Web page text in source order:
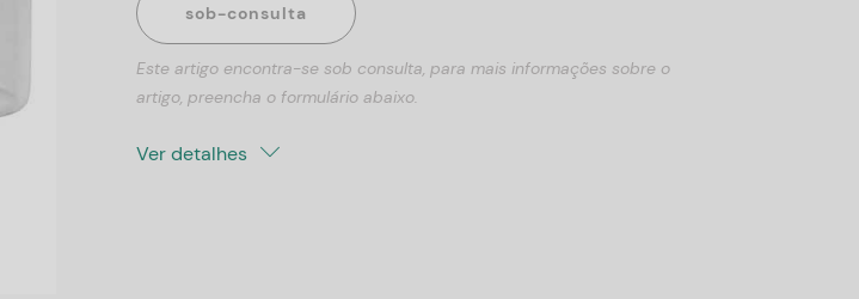
sob-consulta
Este artigo encontra-se sob consulta, para mais informações sobre o
artigo, preencha o formulário abaixo.
Ver detalhes